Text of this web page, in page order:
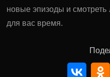
новые эпизоды и
для вас время.